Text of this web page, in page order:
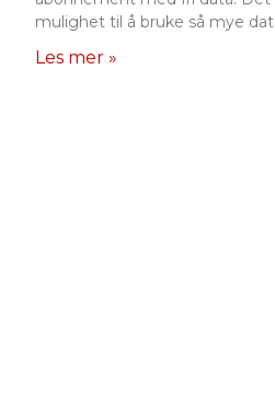
mulighet til å bruke så mye
Les mer »